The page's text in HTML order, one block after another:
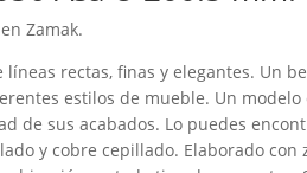
Zamak.
rectas, finas y elegantes. Un
estilos de mueble. Un
de sus acabados. Lo puedes
y cobre cepillado. Elaborado con